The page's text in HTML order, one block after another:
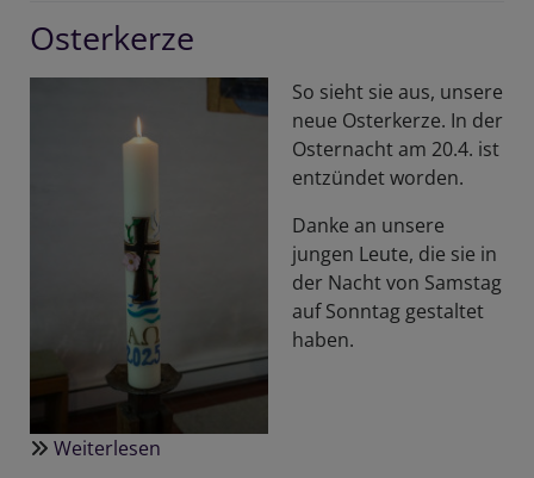
Osterkerze
So sieht sie aus, unsere
neue Osterkerze. In der
Osternacht am 20.4. ist
entzündet worden.
Danke an unsere
jungen Leute, die sie in
der Nacht von Samstag
auf Sonntag gestaltet
haben.
Weiterlesen